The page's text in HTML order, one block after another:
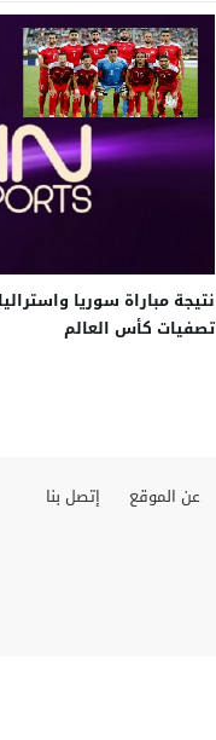
نتيجة مباراة سوريا
تصفيات كأس العالم
عن الموقع إتصل بنا